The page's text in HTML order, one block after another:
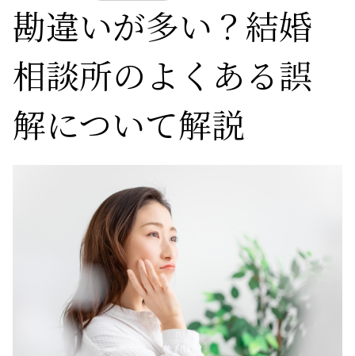
HOME
ご成婚までの流れ
料金
サービス比較
勘違いが多い？結婚
相談所のよくある誤
解について解説